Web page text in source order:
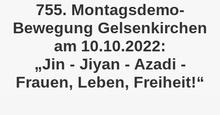
755. Montagsdemo-
Bewegung Gelsenkirchen
am 10.10.2022:
„Jin - Jiyan - Azadi -
Frauen, Leben, Freiheit!“
durch die Innenstädte von Stuttgart, von Erfurt
Bewegung am 09.10.2023 um 17.30 Uhr auf dem
und von Martina Reichmann: Gelungenes Fest
Bewegung - feier am 11.09.2023 um 17.30 Uhr auf
Bewegung als Korrespondenz veröffentlicht von